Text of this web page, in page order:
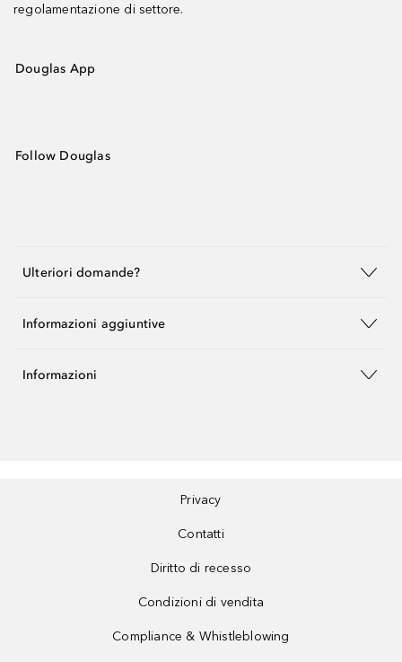
regolamentazione di settore.
Douglas App
Follow Douglas
Ulteriori domande?
Informazioni aggiuntive
Informazioni
Privacy
Contatti
Diritto di recesso
Condizioni di vendita
Compliance & Whistleblowing